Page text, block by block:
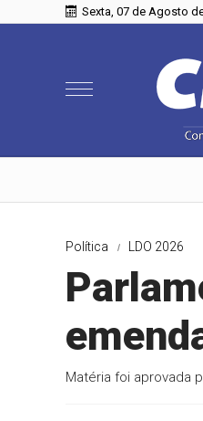
Sexta, 07 de Agosto
Política LDO 2026
Matéria foi aprovada